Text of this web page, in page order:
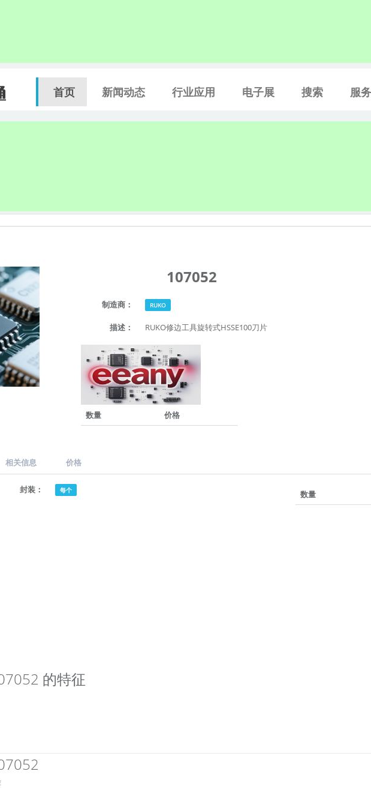
首页 新闻动态 行业应用 电子展 搜索 服
107052
制造商： RUKO
描述： RUKO修边工具旋转式HSSE100刀片
数量 价格
相关信息 价格
封装： 每个 数量
的特征